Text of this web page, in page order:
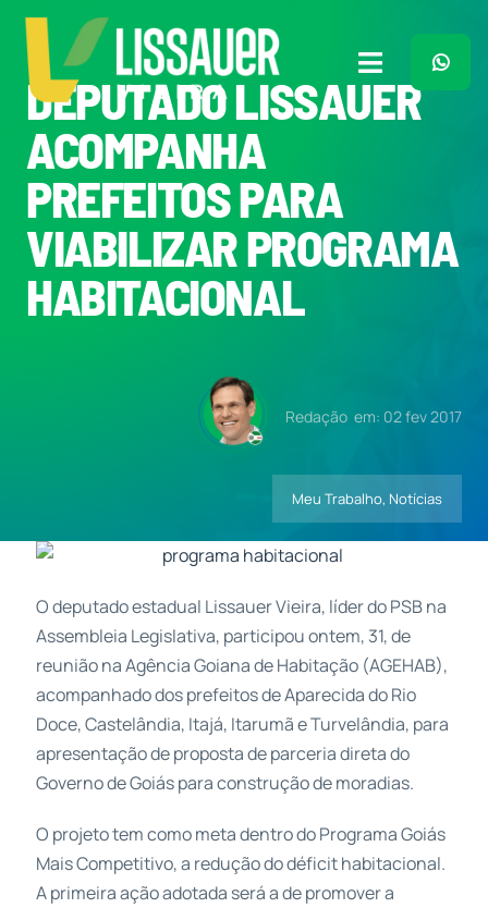
para
conteúdo
Toggle
Navigation
Home
Plano de Governo
Meu Trabalho
Contatos
DEPUTADO LISSAUER
ACOMPANHA
PREFEITOS PARA
VIABILIZAR PROGRAMA
HABITACIONAL
Redação em: 02 fev 2017
Meu Trabalho, Notícias
O deputado estadual Lissauer Vieira, líder do PSB na
Assembleia Legislativa, participou ontem, 31, de
reunião na Agência Goiana de Habitação (AGEHAB),
acompanhado dos prefeitos de Aparecida do Rio
Doce, Castelândia, Itajá, Itarumã e Turvelândia, para
apresentação de proposta de parceria direta do
Governo de Goiás para construção de moradias.
O projeto tem como meta dentro do Programa Goiás
Mais Competitivo, a redução do déficit habitacional.
A primeira ação adotada será a de promover a